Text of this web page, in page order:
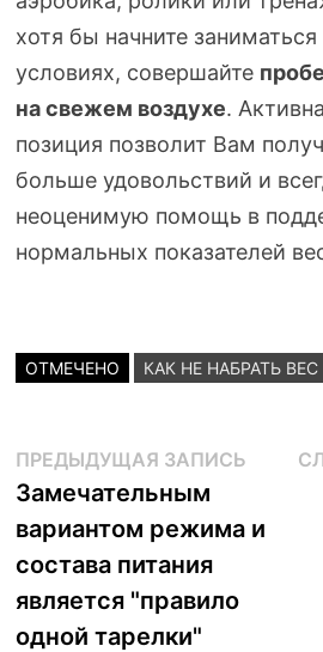
хотя бы начните
условиях, совершайте
на свежем воздухе.
позиция позволит Вам
больше удовольствий и
неоценимую помощь в
нормальных показателей
ОТМЕЧЕНО КАК НЕ НАБРАТЬ
Навигация
по
записям
ПРЕДЫДУЩАЯ ЗАПИСЬ
Замечательным
вариантом режима и
состава питания
является "правило
одной тарелки"